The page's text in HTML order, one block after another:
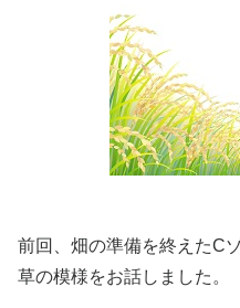
前回、畑の準備を終えたC
草の模様をお話しました。